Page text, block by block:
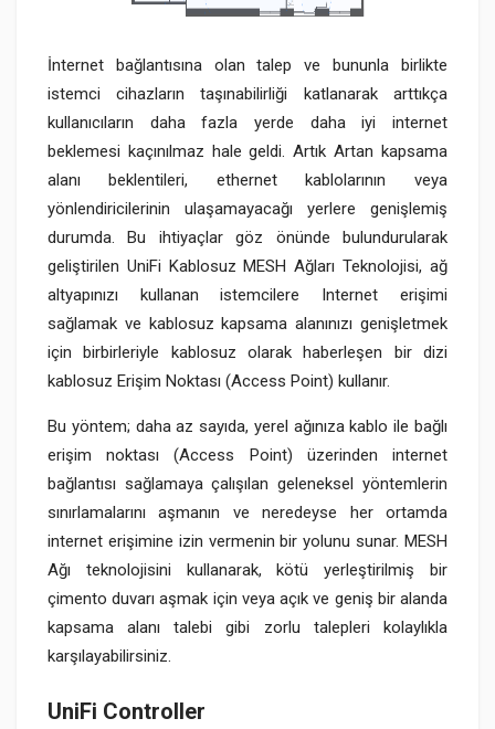
İnternet bağlantısına olan talep ve bununla birlikte
istemci cihazların taşınabilirliği katlanarak arttıkça
kullanıcıların daha fazla yerde daha iyi internet
beklemesi kaçınılmaz hale geldi. Artık Artan kapsama
alanı beklentileri, ethernet kablolarının veya
yönlendiricilerinin ulaşamayacağı yerlere genişlemiş
durumda. Bu ihtiyaçlar göz önünde bulundurularak
geliştirilen UniFi Kablosuz MESH Ağları Teknolojisi, ağ
altyapınızı kullanan istemcilere Internet erişimi
sağlamak ve kablosuz kapsama alanınızı genişletmek
için birbirleriyle kablosuz olarak haberleşen bir dizi
kablosuz Erişim Noktası (Access Point) kullanır.
Bu yöntem; daha az sayıda, yerel ağınıza kablo ile bağlı
erişim noktası (Access Point) üzerinden internet
bağlantısı sağlamaya çalışılan geleneksel yöntemlerin
sınırlamalarını aşmanın ve neredeyse her ortamda
internet erişimine izin vermenin bir yolunu sunar. MESH
Ağı teknolojisini kullanarak, kötü yerleştirilmiş bir
çimento duvarı aşmak için veya açık ve geniş bir alanda
kapsama alanı talebi gibi zorlu talepleri kolaylıkla
karşılayabilirsiniz.
UniFi Controller